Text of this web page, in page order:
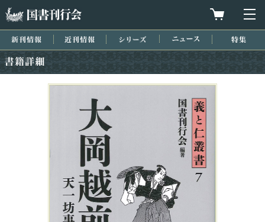
買物カゴを
新刊情報 近刊情報 シリーズ ニュース